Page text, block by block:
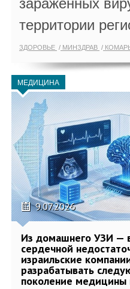
заражённых
территории
ЗДОРОВЬЕ МИНЗДРАВ
МЕДИЦИНА
9.07.2026
Из домашнего УЗИ —
сердечной
израильские
разрабатывать
поколение медицины